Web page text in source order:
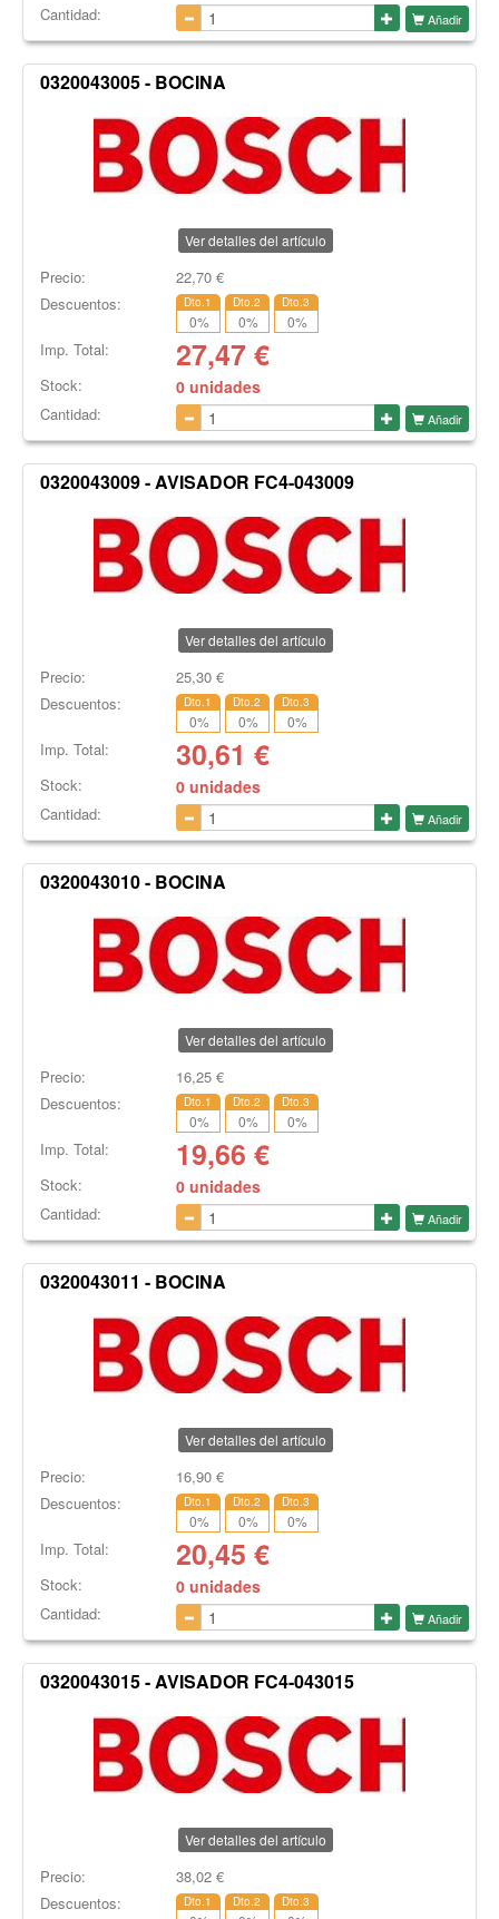
Cantidad: Añadir
0320043005 - BOCINA
Ver detalles del artículo
Precio: 22,70€
Descuentos:
Dto.1
0%
Dto.2
0%
Dto.3
0%
Imp. Total: 27,47€
Stock: 0 unidades
Cantidad: Añadir
0320043009 - AVISADOR FC4-043009
Ver detalles del artículo
Precio: 25,30€
Descuentos:
Dto.1
0%
Dto.2
0%
Dto.3
0%
Imp. Total: 30,61 €
Stock: 0 unidades
Cantidad: Añadir
0320043010 - BOCINA
Ver detalles del artículo
Precio: 16,25€
Descuentos:
Dto.1
0%
Dto.2
0%
Dto.3
0%
Imp. Total: 19,66 €
Stock: 0 unidades
Cantidad: Añadir
0320043011 - BOCINA
Ver detalles del artículo
Precio: 16,90€
Descuentos:
Dto.1
0%
Dto.2
0%
Dto.3
0%
Imp. Total: 20,45 €
Stock: 0 unidades
Cantidad: Añadir
0320043015 - AVISADOR FC4-043015
Ver detalles del artículo
Precio: 38,02€
Descuentos:
Dto.1 Dto.2 Dto.3